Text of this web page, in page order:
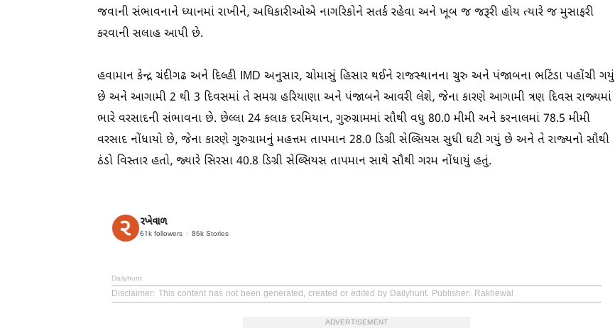
જવાની સંભાવનાને ધ્યાનમાં રાખીને, અધિકારીઓએ નાગરિકોને સતર્ક રહેવા અને ખૂબ જ જરૂરી હોય ત્યારે જ મુસાફરી
કરવાની સલાહ આપી છે.
હવામાન કેન્દ્ર ચંદીગઢ અને દિલ્હી IMD અનુસાર, ચોમાસું હિસાર થઈને રાજસ્થાનના ચુરુ અને પંજાબના ભટિંડા પહોંચી ગયું
છે અને આગામી 2 થી 3 દિવસમાં તે સમગ્ર હરિયાણા અને પંજાબને આવરી લેશે, જેના કારણે આગામી ત્રણ દિવસ રાજ્યમાં
ભારે વરસાદની સંભાવના છે. છેલ્લા 24 કલાક દરમિયાન, ગુરુગ્રામમાં સૌથી વધુ 80.0 મીમી અને કરનાલમાં 78.5 મીમી
વરસાદ નોંધાયો છે, જેના કારણે ગુરુગ્રામનું મહત્તમ તાપમાન 28.0 ડિગ્રી સેલ્સિયસ સુધી ઘટી ગયું છે અને તે રાજ્યનો સૌથી
ઠંડો વિસ્તાર હતો, જ્યારે સિરસા 40.8 ડિગ્રી સેલ્સિયસ તાપમાન સાથે સૌથી ગરમ નોંધાયું હતું.
રખેવાળ
61k followers 86k Stories
Dailyhunt
Disclaimer: This content has not been generated, created or edited by Dailyhunt. Publisher: Rakhewal
ADVERTISEMENT